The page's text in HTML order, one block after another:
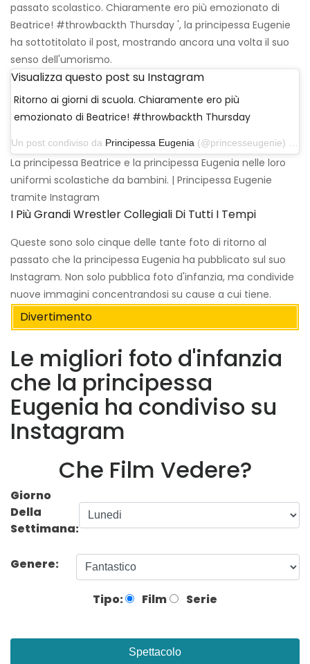
passato scolastico. Chiaramente ero più emozionato di
Beatrice! #throwbackth Thursday ', la principessa Eugenie
ha sottotitolato il post, mostrando ancora una volta il suo
senso dell'umorismo.
Visualizza questo post su Instagram
Ritorno ai giorni di scuola. Chiaramente ero più
emozionato di Beatrice! #throwbackth Thursday
Un post condiviso da Principessa Eugenia (@princesseugenie) il 6 settembre 2018 alle 9:07 PDT
La principessa Beatrice e la principessa Eugenia nelle loro
uniformi scolastiche da bambini. | Principessa Eugenie
tramite Instagram
I Più Grandi Wrestler Collegiali Di Tutti I Tempi
Queste sono solo cinque delle tante foto di ritorno al
passato che la principessa Eugenia ha pubblicato sul suo
Instagram. Non solo pubblica foto d'infanzia, ma condivide
nuove immagini concentrandosi su cause a cui tiene.
Divertimento
Le migliori foto d'infanzia
che la principessa
Eugenia ha condiviso su
Instagram
Che Film Vedere?
Giorno
Della
Settimana:
Genere:
Tipo: Film Serie
Spettacolo